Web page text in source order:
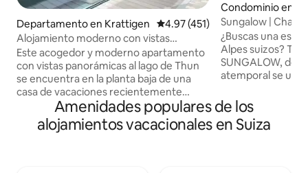
Departamento en Krattigen Calificación promedio: 4.97 de
4.97 (451)
Alojamiento moderno con vistas
panorámicas al lago de Thun
Este acogedor y moderno apartamento
con vistas panorámicas al lago de Thun
se encuentra en la planta baja de una
casa de vacaciones recientemente
renovada. Se encuentra en una zona
tranquila del pueblo y es el punto de
partida para excursiones a montañas y
Condominio en
Sungalow |
vintage-chic
¿Buscas una
Alpes suizos? Te
SUNGALOW,
atemporal se une
disfruta de una
totalmente
espacios de estar
Amenidades populares de los
alojamientos vacacionales en Suiza